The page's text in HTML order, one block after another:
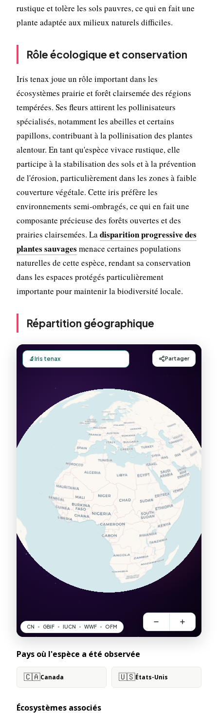
rustique et tolère les sols pauvres, ce qui en fait une
plante adaptée aux milieux naturels difficiles.
Rôle écologique et conservation
Iris tenax joue un rôle important dans les
écosystèmes prairie et forêt clairsemée des régions
tempérées. Ses fleurs attirent les pollinisateurs
spécialisés, notamment les abeilles et certains
papillons, contribuant à la pollinisation des plantes
alentour. En tant qu'espèce vivace rustique, elle
participe à la stabilisation des sols et à la prévention
de l'érosion, particulièrement dans les zones à faible
couverture végétale. Cette iris préfère les
environnements semi-ombragés, ce qui en fait une
composante précieuse des forêts ouvertes et des
prairies clairsemées. Ladisparition progressive des
plantes sauvages menace certaines populations
naturelles de cette espèce, rendant sa conservation
dans les espaces protégés particulièrement
importante pour maintenir la biodiversité locale.
Répartition géographique
Pays où l'espèce a été observée
🇨🇦Canada 🇺🇸États-Unis
Écosystèmes associés